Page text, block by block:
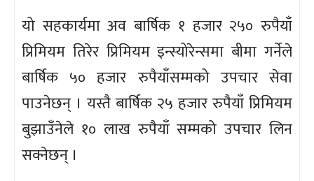
यो सहकार्यमा अव बार्षिक १ हजार २५० रुपैयाँ
प्रिमियम तिरेर प्रिमियम इन्स्योरेन्समा बीमा गर्नेले
बार्षिक ५० हजार रुपैयाँसम्मको उपचार सेवा
पाउनेछन् । यस्तै बार्षिक २५ हजार रुपैयाँ प्रिमियम
बुझाउँनेले १० लाख रुपैयाँ सम्मको उपचार लिन
सक्नेछन् ।